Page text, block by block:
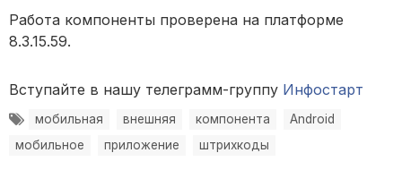
Работа компоненты проверена на платформе
8.3.15.59.
Вступайте в нашу телеграмм-группу Инфостарт
мобильная внешняя компонента
Android
мобильное
приложение штрихкоды